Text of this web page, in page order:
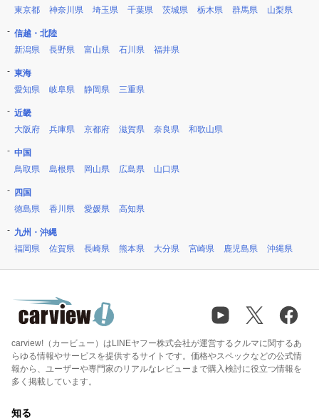
東京都
神奈川県 埼玉県 千葉県 茨城県 栃木県 群馬県 山梨県
信越・北陸
新潟県
長野県 富山県 石川県 福井県
東海
愛知県
岐阜県 静岡県 三重県
近畿
大阪府
兵庫県 京都府 滋賀県 奈良県 和歌山県
中国
鳥取県
島根県 岡山県 広島県 山口県
四国
徳島県
香川県 愛媛県 高知県
九州・沖縄
福岡県
佐賀県 長崎県 熊本県 大分県 宮崎県 鹿児島県 沖縄県
carview!（カービュー）はLINEヤフー株式会社が運営するクルマに関するあ
らゆる情報やサービスを提供するサイトです。価格やスペックなどの公式情
報から、ユーザーや専門家のリアルなレビューまで購入検討に役立つ情報を
多く掲載しています。
知る